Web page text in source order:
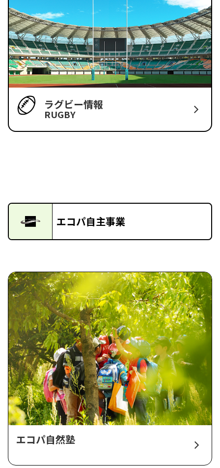
ラグビー情報
RUGBY
エコパ自主事業
エコパ自然塾